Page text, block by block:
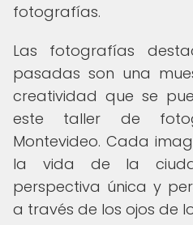
fotografías.
Las fotografías
pasadas son una
creatividad que se
este taller de
Montevideo. Cada
la vida de la
perspectiva única y
a través de los ojos de